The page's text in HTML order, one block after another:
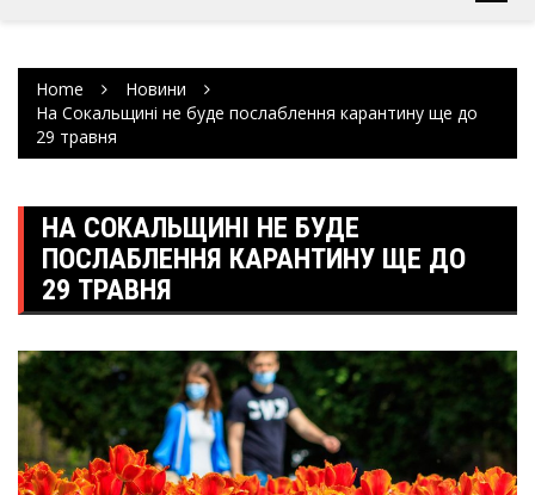
Home
Новини
На Сокальщині не буде послаблення карантину ще до
29 травня
НА СОКАЛЬЩИНІ НЕ БУДЕ
ПОСЛАБЛЕННЯ КАРАНТИНУ ЩЕ ДО
29 ТРАВНЯ